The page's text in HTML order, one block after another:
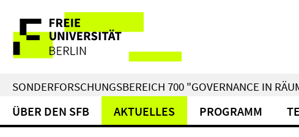
direkt
Inhalt
Service-
Navigation
SONDERFORSCHUNGSBEREICH 700 "GOVERNANCE IN
ÜBER DEN SFB AKTUELLES PROGRAMM